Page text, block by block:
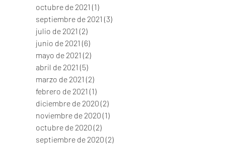
octubre de 2021 (1)
septiembre de 2021 (3)
julio de 2021 (2)
junio de 2021 (6)
mayo de 2021 (2)
abril de 2021 (5)
marzo de 2021 (2)
febrero de 2021 (1)
diciembre de 2020 (2)
noviembre de 2020 (1)
octubre de 2020 (2)
septiembre de 2020 (2)